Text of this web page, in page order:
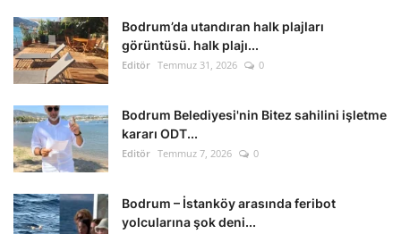
Bodrum’da utandıran halk plajları
görüntüsü. halk plajı...
Editör Temmuz 31, 2026 0
Bodrum Belediyesi'nin Bitez sahilini işletme
kararı ODT...
Editör Temmuz 7, 2026 0
Bodrum – İstanköy arasında feribot
yolcularına şok deni...